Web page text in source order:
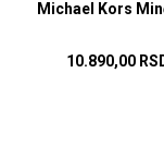
Michael Kors
10.890,00